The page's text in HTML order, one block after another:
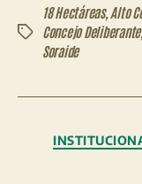
Etiquetas
18 Hectáreas, Alto
Concejo Deliberante,
Soraide